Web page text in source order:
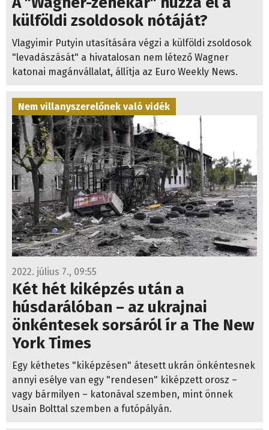
külföldi zsoldosok nótáját?
Vlagyimir Putyin utasítására végzi a külföldi zsoldosok
"levadászását" a hivatalosan nem létező Wagner
katonai magánvállalat, állítja az Euro Weekly News.
Nem villanyszerelőnek való vidék
2022. július 7., 09:55
Két hét kiképzés után a
húsdarálóban – az ukrajnai
önkéntesek sorsáról ír a The New
York Times
Egy kéthetes "kiképzésen" átesett ukrán önkéntesnek
annyi esélye van egy "rendesen" kiképzett orosz –
vagy bármilyen – katonával szemben, mint önnek
Usain Bolttal szemben a futópályán.